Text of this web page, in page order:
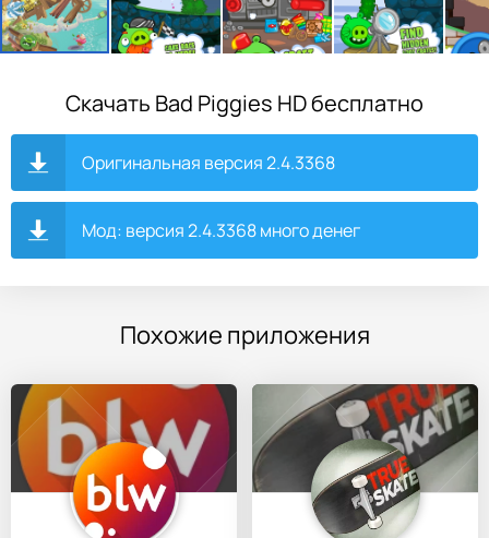
Скачать Bad Piggies HD бесплатно
Оригинальная версия 2.4.3368
Мод: версия 2.4.3368 много денег
Похожие приложения